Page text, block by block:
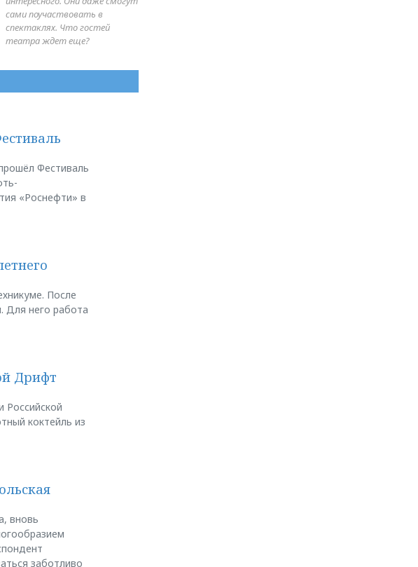
сами поучаствовать в
спектаклях. Что гостей
театра ждет еще?
Фестиваль
«Роснефти» в
После
Для него работа
Дрифт
Российской
коктейль из
вновь
заботливо